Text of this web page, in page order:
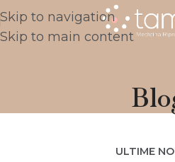
Skip to navigation
Skip to main content
ULTIME